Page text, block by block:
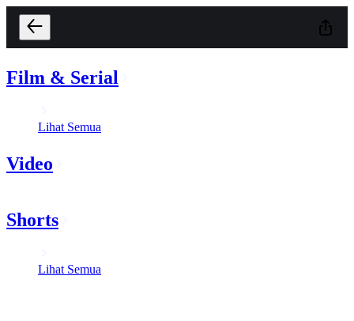
Film & Serial
Lihat Semua
Video
Shorts
Lihat Semua